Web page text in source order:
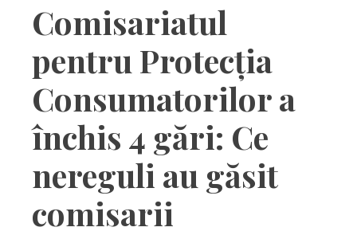
Comisariatul
pentru Protecția
Consumatorilor a
închis 4 gări: Ce
nereguli au găsit
comisarii